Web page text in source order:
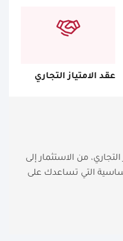
عقد الامتياز التجاري
من الاستثمار إلى
التي تساعدك على